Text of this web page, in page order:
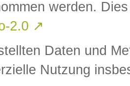
werden.
2.0 ↗
Daten und
Nutzung